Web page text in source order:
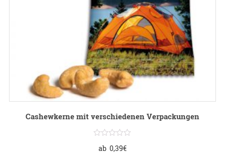
Cashewkerne mit verschiedenen Verpackungen
ab 0,39€